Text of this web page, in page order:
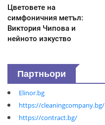
Цветовете на
симфоничния метъл:
Виктория Чипова и
нейното изкуство
Партньори
Elinor.bg
https://cleaningcompany.bg/
https://contract.bg/